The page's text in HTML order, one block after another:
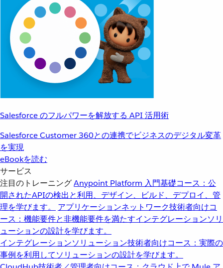
Salesforce のフルパワーを解放する API 活用術
Salesforce Customer 360との連携でビジネスのデジタル変革
を実現
eBookを読む
サービス
注目のトレーニングAnypoint Platform 入門基礎コース：公
開されたAPIの検出と利用、デザイン、ビルド、デプロイ、管
理を学びます。
アプリケーションネットワーク技術者向けコ
ース：機能要件と非機能要件を満たすインテグレーションソリ
ューションの設計を学びます。
インテグレーションソリューション技術者向けコース：実際の
事例を利用してソリューションの設計を学びます。